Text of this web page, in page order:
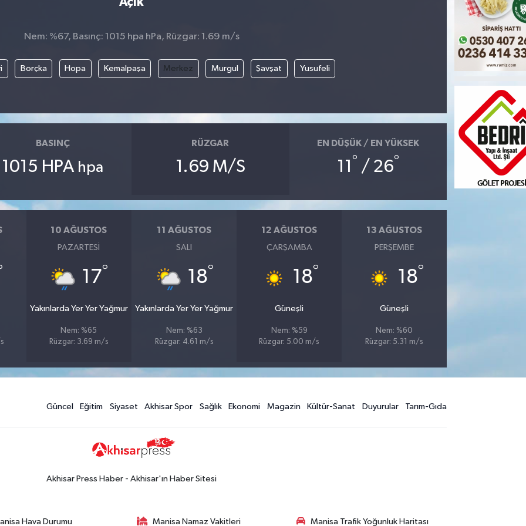
Nem: %67, Basınç: 1015 hpa hPa, Rüzgar: 1.69 m/s
Borçka Hopa Kemalpaşa Merkez Murgul Şavşat Yusufeli
BASINÇ
1015 HPA hpa
RÜZGAR
1.69 M/S
EN DÜŞÜK / EN YÜKSEK
11 ° / 26°
10 AĞUSTOS
PAZARTESI
17°
Yakınlarda Yer Yer Yağmur
Nem: %65
Rüzgar: 3.69 m/s
11 AĞUSTOS
SALI
18°
Yakınlarda Yer Yer Yağmur
Nem: %63
Rüzgar: 4.61 m/s
12 AĞUSTOS
ÇARŞAMBA
18°
Güneşli
Nem: %59
Rüzgar: 5.00 m/s
13 AĞUSTOS
PERŞEMBE
18°
Güneşli
Nem: %60
Rüzgar: 5.31 m/s
Güncel Eğitim Siyaset Akhisar Spor Sağlık Ekonomi Magazin Kültür-Sanat Duyurular Tarım-Gıda
Akhisar Press Haber - Akhisar'ın Haber Sitesi
Hava Durumu Manisa Namaz Vakitleri Manisa Trafik Yoğunluk Haritası